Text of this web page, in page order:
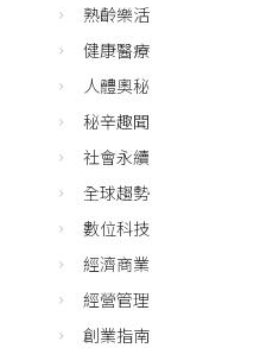
熟齡樂活
健康醫療
人體奧秘
秘辛趣聞
社會永續
全球趨勢
數位科技
經濟商業
經營管理
創業指南